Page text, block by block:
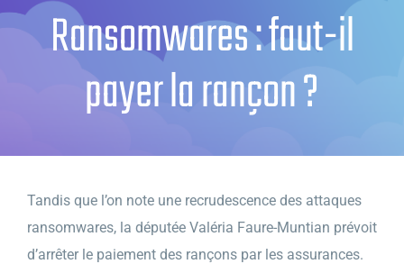
Ransomwares : faut-il
payer la rançon ?
Tandis que l’on note une recrudescence des attaques
ransomwares, la députée Valéria Faure-Muntian prévoit
d’arrêter le paiement des rançons par les assurances.